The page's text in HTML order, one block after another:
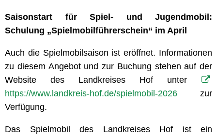
Saisonstart für Spiel- und Jugendmobil:
Schulung „Spielmobilführerschein“ im April
Auch die Spielmobilsaison ist eröffnet. Informationen
zu diesem Angebot und zur Buchung stehen auf der
Website des Landkreises Hof unter
https://www.landkreis-hof.de/spielmobil-2026 zur
Verfügung.
Das Spielmobil des Landkreises Hof ist ein